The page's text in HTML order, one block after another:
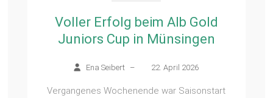
Voller Erfolg beim Alb Gold
Juniors Cup in Münsingen
Ena Seibert – 22. April 2026
Vergangenes Wochenende war Saisonstart